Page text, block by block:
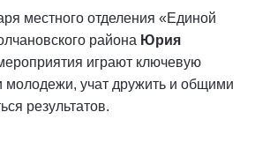
местного отделения «Единой
района Юрия
играют ключевую
молодежи, учат дружить и общими
результатов.